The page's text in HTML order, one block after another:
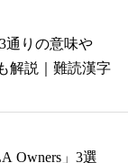
通りの意味や
解説｜難読漢字
Owners」3選